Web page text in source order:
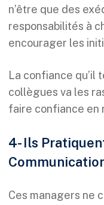
n’être que des
responsabilités à
encourager les
La confiance qu’il
collègues va les
faire confiance en
4- Ils
Ces managers ne